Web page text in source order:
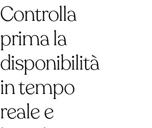
Controlla
prima la
disponibilità
in tempo
reale e